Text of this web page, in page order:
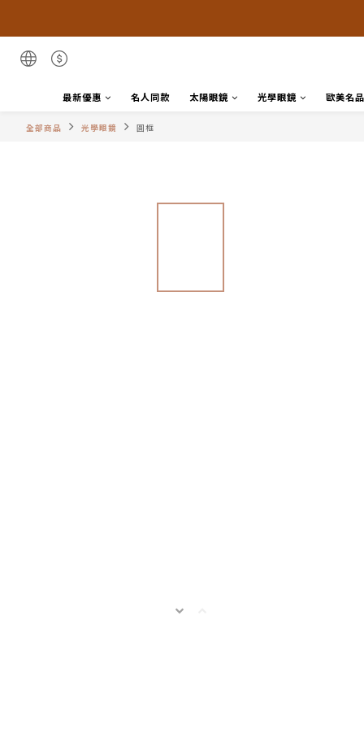
最新優惠 名人同款 太陽眼鏡 光學眼鏡 歐美名品
全部商品 光學眼鏡 圓框